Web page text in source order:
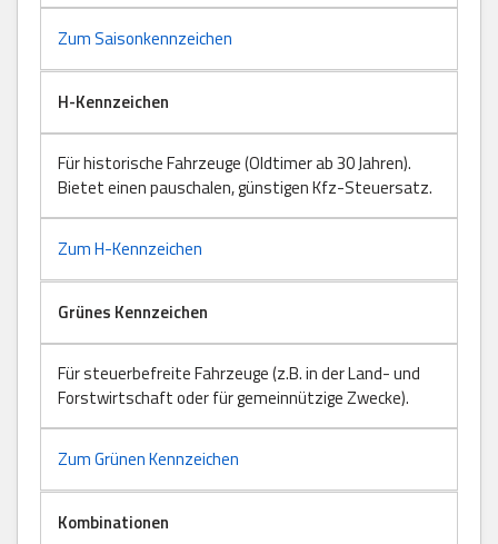
Zum Saisonkennzeichen
H-Kennzeichen
Für historische Fahrzeuge (Oldtimer ab 30 Jahren).
Bietet einen pauschalen, günstigen Kfz-Steuersatz.
Zum H-Kennzeichen
Grünes Kennzeichen
Für steuerbefreite Fahrzeuge (z.B. in der Land- und
Forstwirtschaft oder für gemeinnützige Zwecke).
Zum Grünen Kennzeichen
Kombinationen